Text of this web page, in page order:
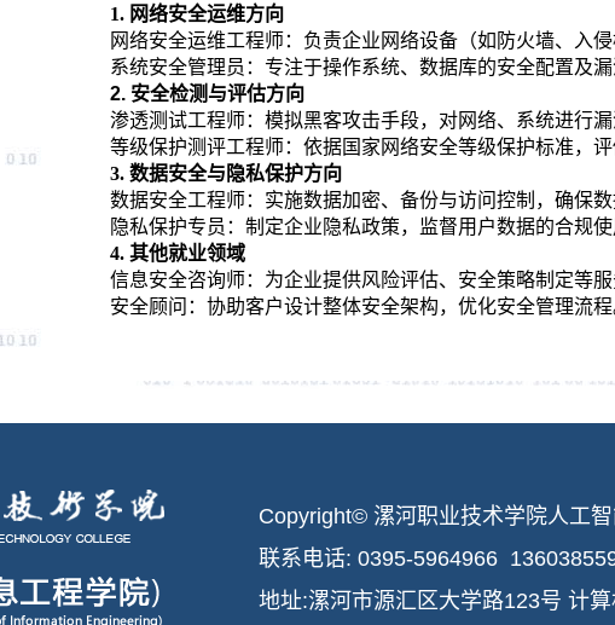
1. 网络安全运维方向‌
网络安全运维工程师‌：负责企业网络设备（如防火墙、入
系统安全管理员‌：专注于操作系统、数据库的安全配置及
‌2. 安全检测与评估方向‌
渗透测试工程师‌：模拟黑客攻击手段，对网络、系统进行漏
等级保护测评工程师‌：依据国家网络安全等级保护标准，
3. 数据安全与隐私保护方向‌
数据安全工程师‌：实施数据加密、备份与访问控制，确保数
隐私保护专员‌：制定企业隐私政策，监督用户数据的合规使
4. 其他就业领域‌
信息安全咨询师‌：为企业提供风险评估、安全策略制定等服
安全顾问‌：协助客户设计整体安全架构，优化安全管理流程
Copyright© 漯河职业技术学院人工
联系电话: 0395-5964966
地址:漯河市源汇区大学路123号 计